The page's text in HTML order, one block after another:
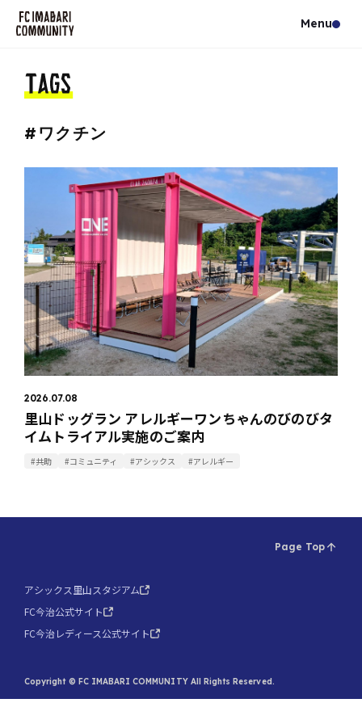
#ワクチン
2026.07.08
里山ドッグラン アレルギーワンちゃんのびのびタ
イムトライアル実施のご案内
#共助 #コミュニティ #アシックス #アレルギー
Page Top
アシックス里山スタジアム
FC今治公式サイト
FC今治レディース公式サイト
Copyright © FC IMABARI COMMUNITY All Rights Reserved.